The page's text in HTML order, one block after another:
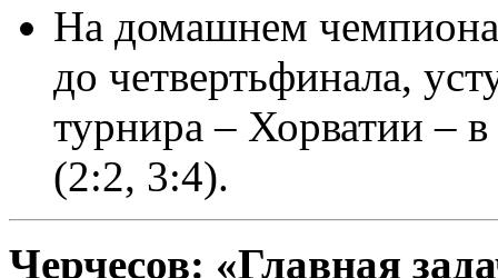
На домашнем
до четвертьфинала,
турнира – Хорватии –
(2:2, 3:4).
Черчесов: «Главная